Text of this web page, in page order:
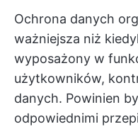
Ochrona danych
ważniejsza niż
wyposażony w
użytkowników,
danych. Powinien
odpowiednimi